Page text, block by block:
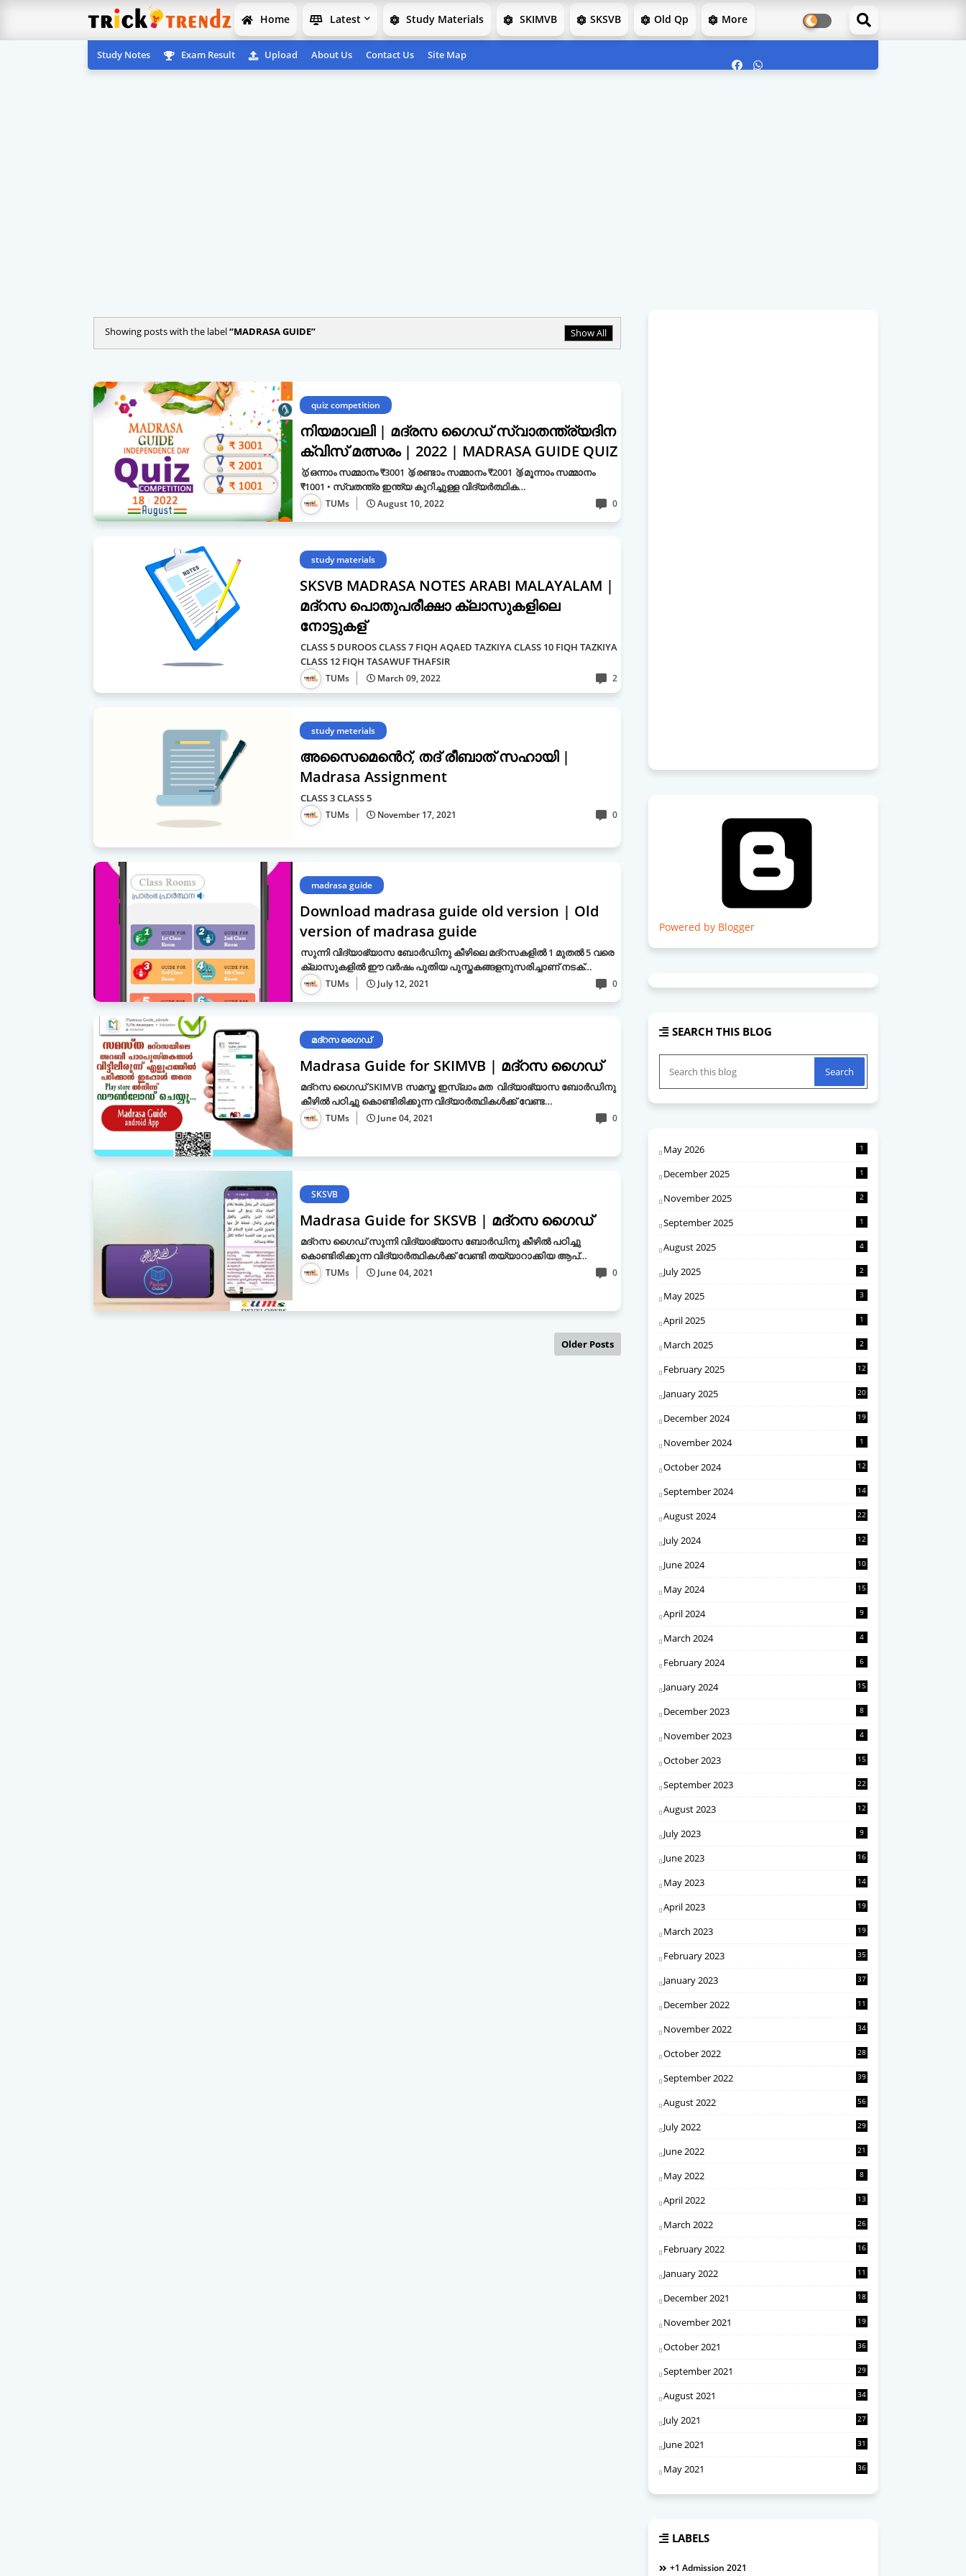
Home Latest Study Materials SKIMVB SKSVB Old Qp More
Study Notes Exam Result Upload About Us Contact Us Site Map
Showing posts with the label MADRASA GUIDE Show All
quiz competition
നിയമാവലി | മദ്രസ ഗൈഡ് സ്വാതന്ത്ര്യദിന
ക്വിസ് മത്സരം | 2022 | MADRASA GUIDE QUIZ
🥇ഒന്നാം സമ്മാനം ₹3001 🥈രണ്ടാം സമ്മാനം ₹2001 🥉മൂന്നാം സമ്മാനം
₹1001 ‣ സ്വതന്ത്ര ഇന്ത്യ കുറിച്ചുള്ള വിദ്യർത്ഥിക…
TUMs August 10, 2022 0
study materials
SKSVB MADRASA NOTES ARABI MALAYALAM |
മദ്റസ പൊതുപരീക്ഷാ ക്ലാസുകളിലെ
നോട്ടുകള്
CLASS 5 DUROOS CLASS 7 FIQH AQAED TAZKIYA CLASS 10 FIQH TAZKIYA
CLASS 12 FIQH TASAWUF THAFSIR
TUMs March 09, 2022 2
study meterials
അസൈമെൻെറ്, തദ് രീബാത് സഹായി |
Madrasa Assignment
CLASS 3 CLASS 5
TUMs November 17, 2021 0
madrasa guide
Download madrasa guide old version | Old
version of madrasa guide
സുന്നി വിദ്യാഭ്യാസ ബോര്‍ഡിനു കീഴിലെ മദ്‌റസകളില്‍ 1 മുതല്‍ 5 വരെ
ക്ലാസുകളില്‍ ഈ വര്‍ഷം പുതിയ പുസ്തകങ്ങളനുസരിച്ചാണ് നടക്…
TUMs July 12, 2021 0
മദ്‌റസ ഗൈഡ്
Madrasa Guide for SKIMVB | മദ്‌റസ ഗൈഡ്
മദ്‌റസ ഗൈഡ് SKIMVB സമസ്ത ഇസ്ലാം മത വിദ്യാഭ്യാസ ബോര്‍ഡിനു
കീഴില്‍ പഠിച്ചു കൊണ്ടിരിക്കുന്ന വിദ്യാര്‍ത്ഥികള്‍ക്ക് വേണ്ട…
TUMs June 04, 2021 0
SKSVB
Madrasa Guide for SKSVB | മദ്‌റസ ഗൈഡ്
മദ്‌റസ ഗൈഡ് സുന്നി വിദ്യാഭ്യാസ ബോര്‍ഡിനു കീഴില്‍ പഠിച്ചു
കൊണ്ടിരിക്കുന്ന വിദ്യാര്‍ത്ഥികള്‍ക്ക് വേണ്ടി തയ്യാറാക്കിയ ആപ്…
TUMs June 04, 2021 0
Older Posts
Powered by Blogger
SEARCH THIS BLOG
May 2026 1
December 2025 1
November 2025 2
September 2025 1
August 2025 4
July 2025 2
May 2025 3
April 2025 1
March 2025 2
February 2025 12
January 2025 20
December 2024 19
November 2024 1
October 2024 12
September 2024 14
August 2024 22
July 2024 12
June 2024 10
May 2024 15
April 2024 9
March 2024 4
February 2024 6
January 2024 15
December 2023 8
November 2023 4
October 2023 15
September 2023 22
August 2023 12
July 2023 9
June 2023 16
May 2023 14
April 2023 19
March 2023 19
February 2023 35
January 2023 37
December 2022 11
November 2022 34
October 2022 28
September 2022 39
August 2022 56
July 2022 29
June 2022 21
May 2022 8
April 2022 13
March 2022 26
February 2022 16
January 2022 11
December 2021 18
November 2021 19
October 2021 36
September 2021 29
August 2021 34
July 2021 27
June 2021 31
May 2021 36
LABELS
+1 Admission 2021